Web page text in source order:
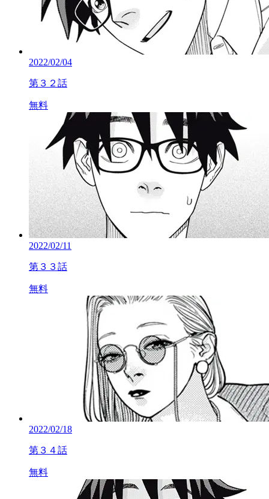
2022/02/04
第３２話
無料
2022/02/11
第３３話
無料
2022/02/18
第３４話
無料